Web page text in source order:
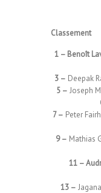
Classement
1 – Benoît
3 – Deepak
5 – Joseph
7 – Peter
9 – Mathias
11 –
13 –